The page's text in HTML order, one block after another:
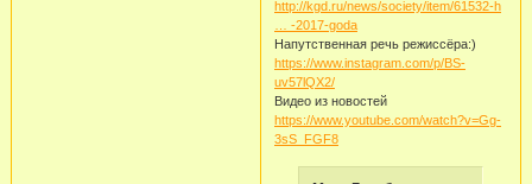
http://kgd.ru/news/society/item/61532-h
… -2017-goda
Напутственная речь режиссёра:)
https://www.instagram.com/p/BS-
uv57lQX2/
Видео из новостей
https://www.youtube.com/watch?v=Gg-
3sS_FGF8